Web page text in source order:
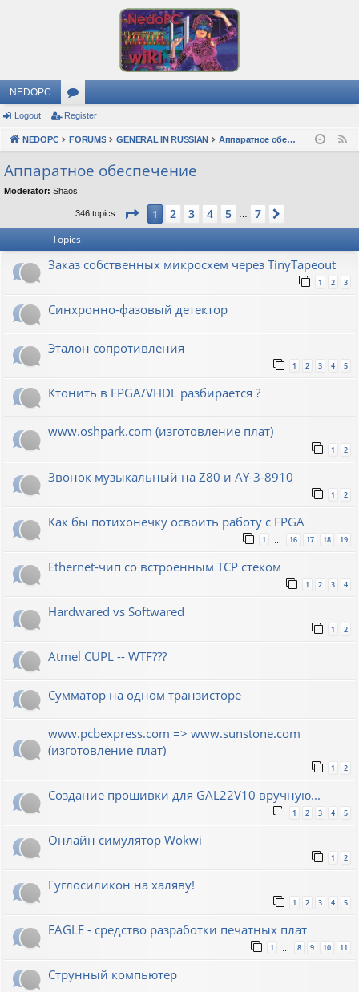
NEDOPC
or
u
s
Logout Register
NEDOPC FORUMS GENERAL IN RUSSIAN Аппаратное обеспечение
Аппаратное обеспечение
Moderator: Shaos
346 topics Page 1of7
1 2 3 4 5 7
Topics
Заказ собственных микросхем через TinyTapeout
1 2 3
Синхронно-фазовый детектор
Эталон сопротивления
1 2 3 4 5
Ктонить в FPGA/VHDL разбирается ?
www.oshpark.com (изготовление плат)
1 2
Звонок музыкальный на Z80 и AY-3-8910
1 2
Как бы потихонечку освоить работу с FPGA
1 16 17 18 19
Ethernet-чип со встроенным TCP стеком
1 2 3 4
Hardwared vs Softwared
1 2
Atmel CUPL -- WTF???
Сумматор на одном транзисторе
www.pcbexpress.com => www.sunstone.com
(изготовление плат)
1 2
Создание прошивки для GAL22V10 вручную...
1 2 3 4 5
Онлайн симулятор Wokwi
1 2
Гуглосиликон на халяву!
1 2 3 4 5
EAGLE - средство разработки печатных плат
1 … 8 9 10 11
Струнный компьютер